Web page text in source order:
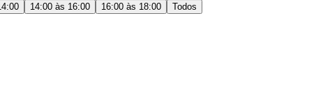
14:00 às 16:00 16:00 às 18:00
Todos